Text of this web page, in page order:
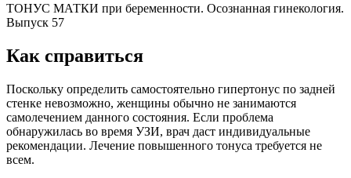
ТОНУС МАТКИ при беременности. Осознанная гинекология.
Выпуск 57
Как справиться
Поскольку определить самостоятельно гипертонус по задней
стенке невозможно, женщины обычно не занимаются
самолечением данного состояния. Если проблема
обнаружилась во время УЗИ, врач даст индивидуальные
рекомендации. Лечение повышенного тонуса требуется не
всем.